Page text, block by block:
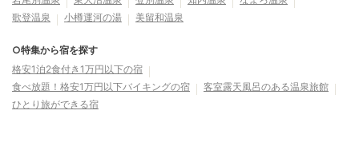
歌登温泉
小樽運河の湯 美留和温泉
○特集から宿を探す
格安1泊2食付き1万円以下の宿
食べ放題！格安1万円以下バイキングの宿
客室露天風呂のある温泉旅館
ひとり旅ができる宿